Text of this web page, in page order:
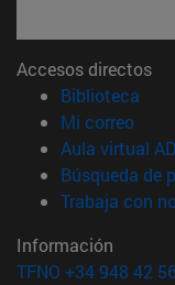
Accesos directos
Biblioteca
Mi correo
Aula virtual
Búsqueda de
Trabaja con
Información
TFNO +34 948 42